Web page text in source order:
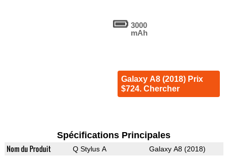
3000
mAh
Galaxy A8 (2018) Prix
$724. Chercher
Spécifications Principales
Nom du Produit Q Stylus A Galaxy A8 (2018)